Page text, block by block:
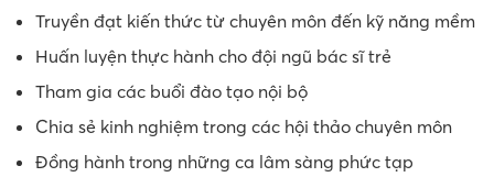
Truyền đạt kiến thức từ chuyên môn đến kỹ năng mềm
Huấn luyện thực hành cho đội ngũ bác sĩ trẻ
Tham gia các buổi đào tạo nội bộ
Chia sẻ kinh nghiệm trong các hội thảo chuyên môn
Đồng hành trong những ca lâm sàng phức tạp